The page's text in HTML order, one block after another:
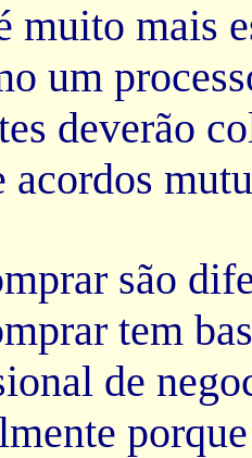
muito mais
um
deverão
acordos
são
tem
de